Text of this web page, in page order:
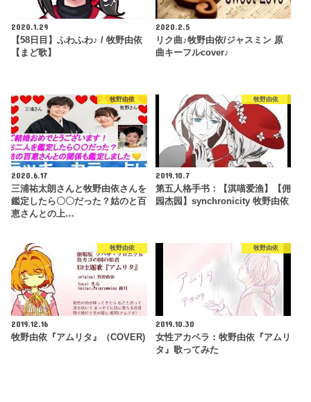
2020.1.29
【58日目】ふわふわ♪ / 牧野由依
【まど歌】
2020.2.5
リク曲♪牧野由依/ジャスミン 原
曲キーフルcover♪
牧野由依
2020.6.17
三浦祐太朗さんと牧野由依さんを
鑑定したら〇〇だった？姑のと百
恵さんとの上…
牧野由依
2019.10.7
第五人格手书：【淇喵爱渔】【佣
园杰园】synchronicity 牧野由依
牧野由依
2019.12.16
牧野由依『アムリタ』（COVER)
牧野由依
2019.10.30
女性アカペラ：牧野由依『アムリ
タ』歌ってみた